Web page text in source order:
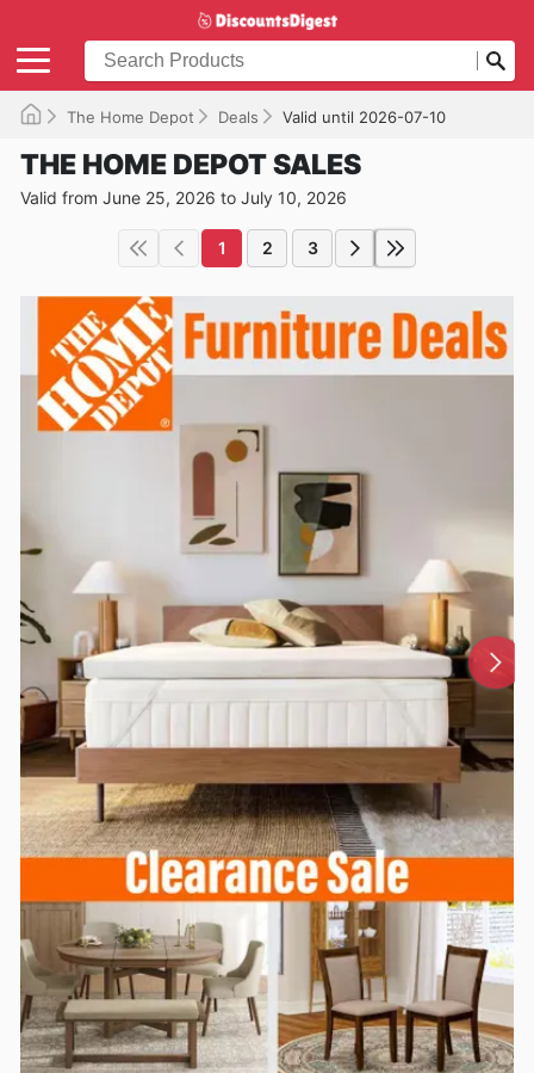
The Home Depot Deals Valid until 2026-07-10
THE HOME DEPOT SALES
Valid from June 25, 2026 to July 10, 2026
1 2 3